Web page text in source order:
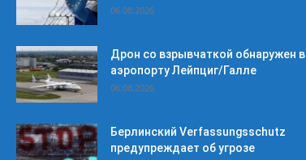
06.08.2026
Дрон со взрывчаткой обнаружен в
аэропорту Лейпциг/Галле
06.08.2026
Берлинский Verfassungsschutz
предупреждает об угрозе